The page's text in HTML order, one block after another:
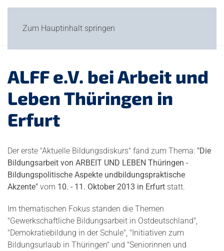
Zum Hauptinhalt springen
ALFF e.V. bei Arbeit und
Leben Thüringen in
Erfurt
Der erste "Aktuelle Bildungsdiskurs" fand zum Thema: "Die
Bildungsarbeit von ARBEIT UND LEBEN Thüringen -
Bildungspolitische Aspekte undbildungspraktische
Akzente" vom 10. - 11. Oktober 2013 in Erfurt statt.
Im thematischen Fokus standen die Themen
"Gewerkschaftliche Bildungsarbeit in Ostdeutschland",
"Demokratiebildung in der Schule", "Initiativen zum
Bildungsurlaub in Thüringen" und "Seniorinnen und